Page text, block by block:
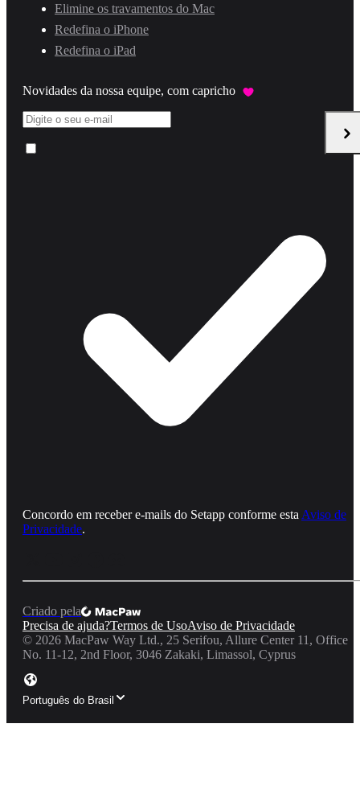
Elimine os travamentos do Mac
Redefina o iPhone
Redefina o iPad
Novidades da nossa equipe, com capricho
Concordo em receber e‑mails do Setapp conforme esta Aviso de
Privacidade.
Criado pela
Precisa de ajuda?Termos de UsoAviso de Privacidade
© 2026 MacPaw Way Ltd., 25 Serifou, Allure Center 11, Office
No. 11-12, 2nd Floor, 3046 Zakaki, Limassol, Cyprus
Português do Brasil